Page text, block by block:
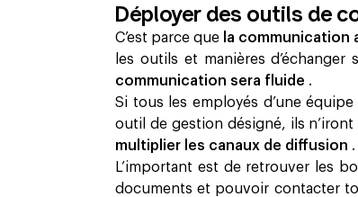
Déployer des outils de
C’est parce que la communication
les outils et manières
communication sera fluide .
Si tous les employés d’une
outil de gestion désigné, ils
multiplier les canaux de diffusion .
L’important est de retrouver les
documents et pouvoir contacter